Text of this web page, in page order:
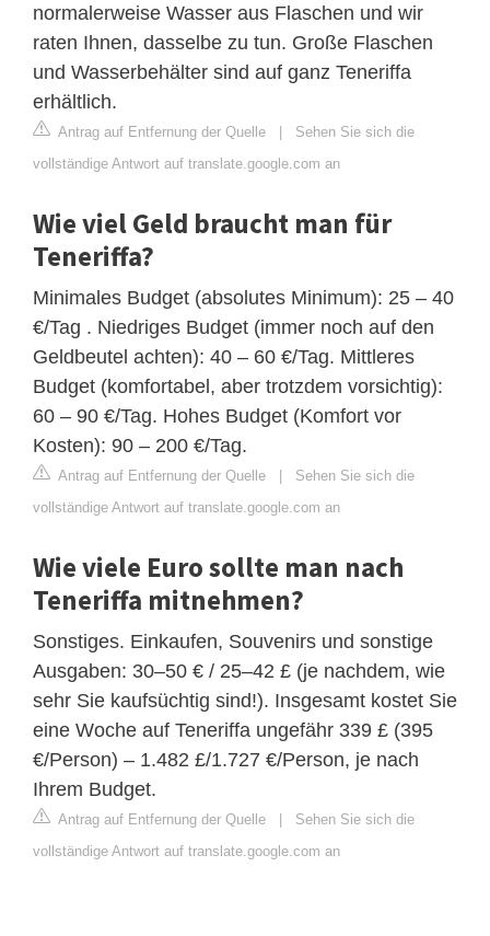
normalerweise Wasser aus Flaschen und wir
raten Ihnen, dasselbe zu tun. Große Flaschen
und Wasserbehälter sind auf ganz Teneriffa
erhältlich.
Antrag auf Entfernung der Quelle | Sehen Sie sich die
vollständige Antwort auf translate.google.com an
Wie viel Geld braucht man für
Teneriffa?
Minimales Budget (absolutes Minimum): 25 – 40
€/Tag . Niedriges Budget (immer noch auf den
Geldbeutel achten): 40 – 60 €/Tag. Mittleres
Budget (komfortabel, aber trotzdem vorsichtig):
60 – 90 €/Tag. Hohes Budget (Komfort vor
Kosten): 90 – 200 €/Tag.
Antrag auf Entfernung der Quelle | Sehen Sie sich die
vollständige Antwort auf translate.google.com an
Wie viele Euro sollte man nach
Teneriffa mitnehmen?
Sonstiges. Einkaufen, Souvenirs und sonstige
Ausgaben: 30–50 € / 25–42 £ (je nachdem, wie
sehr Sie kaufsüchtig sind!). Insgesamt kostet Sie
eine Woche auf Teneriffa ungefähr 339 £ (395
€/Person) – 1.482 £/1.727 €/Person, je nach
Ihrem Budget.
Antrag auf Entfernung der Quelle | Sehen Sie sich die
vollständige Antwort auf translate.google.com an